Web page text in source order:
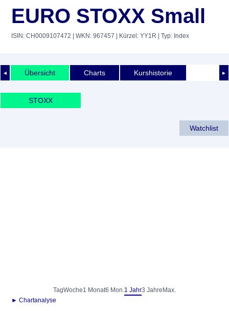
EURO STOXX Small
ISIN: CH0009107472 | WKN: 967457 | Kürzel: YY1R | Typ: Index
◄ ►
Übersicht Charts Kurshistorie
STOXX
Watchlist
TagWoche1 Monat6 Mon.1 Jahr3 Jahre Max.
► Chartanalyse